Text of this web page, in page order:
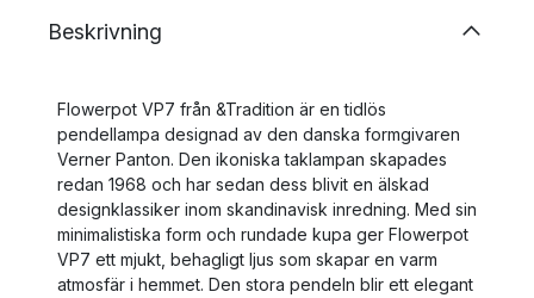
Beskrivning
Flowerpot VP7 från &Tradition är en tidlös
pendellampa designad av den danska formgivaren
Verner Panton. Den ikoniska taklampan skapades
redan 1968 och har sedan dess blivit en älskad
designklassiker inom skandinavisk inredning. Med sin
minimalistiska form och rundade kupa ger Flowerpot
VP7 ett mjukt, behagligt ljus som skapar en varm
atmosfär i hemmet. Den stora pendeln blir ett elegant